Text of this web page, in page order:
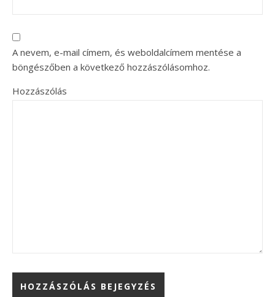
A nevem, e-mail címem, és weboldalcímem mentése a
böngészőben a következő hozzászólásomhoz.
Hozzászólás